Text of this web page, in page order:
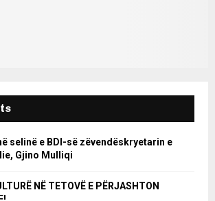
selinë e BDI-së zëvendëskryetarin e
Gjino Mulliqi
NË TETOVË E PËRJASHTON